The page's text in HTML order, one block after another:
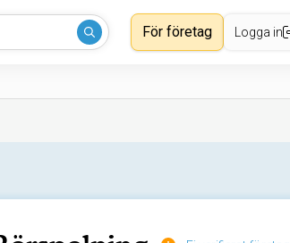
För företag Logga in